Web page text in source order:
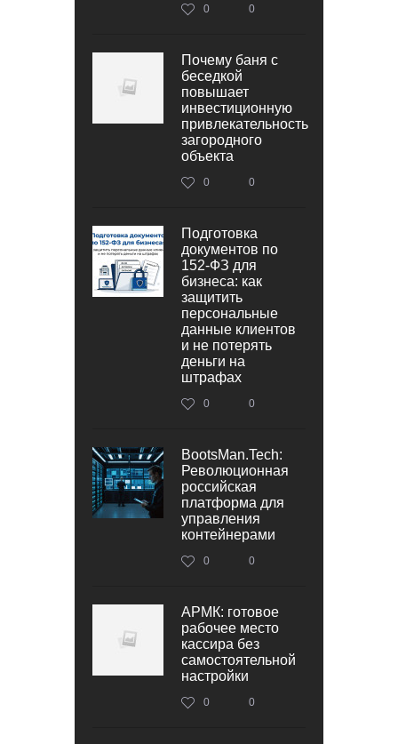
0 0
Почему баня с
беседкой
повышает
инвестиционную
привлекательность
загородного
объекта
0 0
Подготовка
документов по
152‑ФЗ для
бизнеса: как
защитить
персональные
данные клиентов
и не потерять
деньги на
штрафах
0 0
BootsMan.Tech:
Революционная
российская
платформа для
управления
контейнерами
0 0
АРМК: готовое
рабочее место
кассира без
самостоятельной
настройки
0 0